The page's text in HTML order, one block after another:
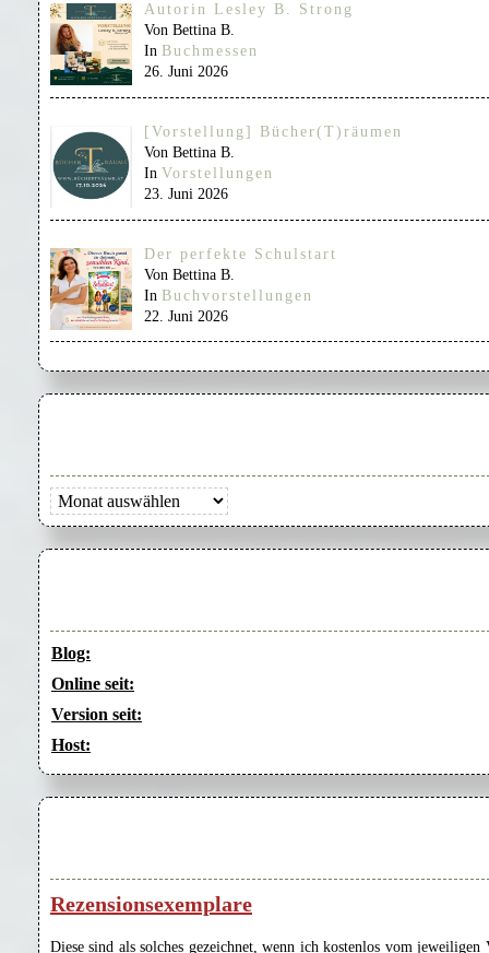
Autorin Lesley B. Strong
Von Bettina B.
In Buchmessen
26. Juni 2026
[Vorstellung] Bücher(T)räumen
Von Bettina B.
In Vorstellungen
23. Juni 2026
Der perfekte Schulstart
Von Bettina B.
In Buchvorstellungen
22. Juni 2026
Archiv
Blog:
Online seit:
Version seit:
Host:
Rezensionsexemplare
Diese sind als solches gezeichnet, wenn ich kostenlos vom